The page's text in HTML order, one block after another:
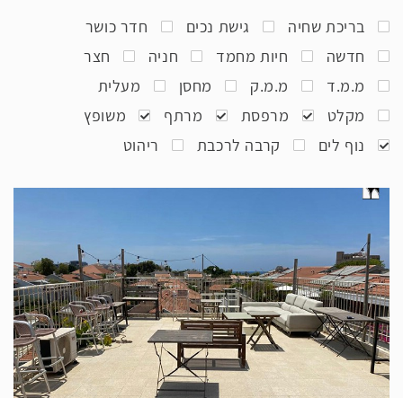
בריכת שחיה גישת נכים
חדר כושר
חדשה
חיות מחמד חניה
חצר
מ.מ.ד
מ.מ.ק מחסן
מעלית
מקלט
מרפסת מרתף
משופץ
נוף לים
קרבה לרכבת ריהוט